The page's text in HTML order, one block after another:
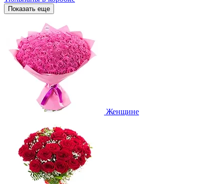
Показать еще
Женщине